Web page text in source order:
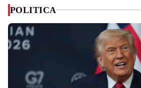
POLITICA